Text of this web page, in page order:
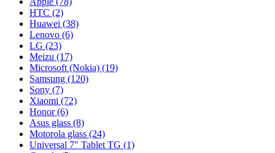
HTC (2)
Huawei (38)
Lenovo (6)
LG (23)
Meizu (17)
Microsoft (Nokia) (19)
Samsung (120)
Sony (7)
Xiaomi (72)
Honor (6)
Asus glass (8)
Motorola glass (24)
Universal 7" Tablet TG (1)